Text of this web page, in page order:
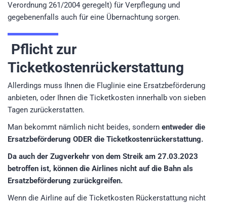
Verordnung 261/2004 geregelt) für Verpflegung und
gegebenenfalls auch für eine Übernachtung sorgen.
Pflicht zur
Ticketkostenrückerstattung
Allerdings muss Ihnen die Fluglinie eine Ersatzbeförderung
anbieten, oder Ihnen die Ticketkosten innerhalb von sieben
Tagen zurückerstatten.
Man bekommt nämlich nicht beides, sondern entweder die
Ersatzbeförderung ODER die Ticketkostenrückerstattung.
Da auch der Zugverkehr von dem Streik am 27.03.2023
betroffen ist, können die Airlines nicht auf die Bahn als
Ersatzbeförderung zurückgreifen.
Wenn die Airline auf die Ticketkosten Rückerstattung nicht